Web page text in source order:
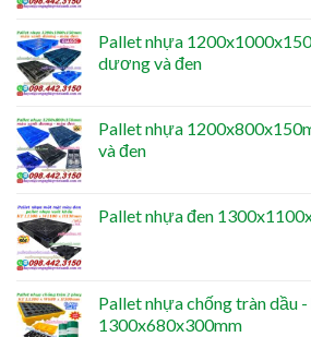
Pallet nhựa
dương và đen
Pallet nhựa
và đen
Pallet nhựa đen
Pallet nhựa chống tràn dầu
1300x680x300mm